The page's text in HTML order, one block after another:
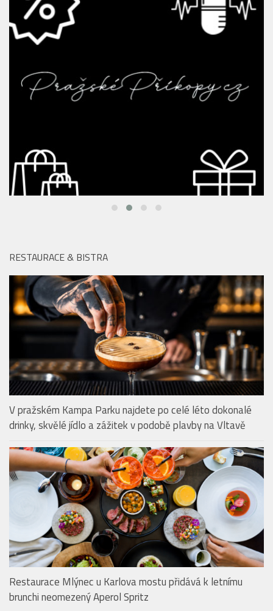
V pražském Kampa Parku najdete po celé léto dokonalé
drinky, skvělé jídlo a zážitek v podobě plavby na Vltavě
Restaurace Mlýnec u Karlova mostu přidává k letnímu
brunchi neomezený Aperol Spritz
KAVÁRNY & PRAŽÍRNY
Vyhrajte balíčky oblíbených produktů FIT.
Srpnové soutěže odstartovaly na portálech
mediální skupiny HMG